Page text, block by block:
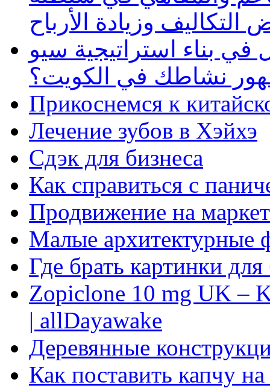
وزيادة الأرباح
بناء استراتيجية سيو
نشاطك في الكويت؟
Прикоснемся к
Лечение зубов в Хэйхэ
Сдэк для бизнеса
Как справиться с
Продвижение на
Малые архитектурные
Где брать картинки
Zopiclone 10 mg UK –
| allDayawake
Деревянные
Как поставить капчу